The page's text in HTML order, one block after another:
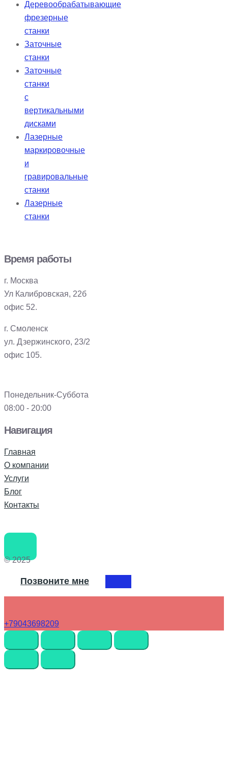
Деревообрабатывающие
фрезерные
станки
Заточные
станки
Заточные
станки
с
вертикальными
дисками
Лазерные
маркировочные
и
гравировальные
станки
Лазерные
станки
Время работы
г. Москва
Ул Калибровская, 22б
офис 52.
г. Смоленск
ул. Дзержинского, 23/2
офис 105.
Понедельник-Суббота
08:00 - 20:00
Навигация
Главная
О компании
Услуги
Блог
Контакты
© 2025
Позвоните мне
+79043698209